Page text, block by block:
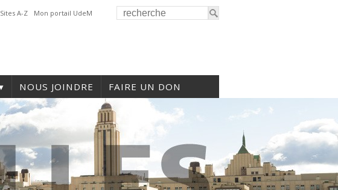
Sites A-Z Mon portail UdeM
NOUS JOINDRE FAIRE UN DON